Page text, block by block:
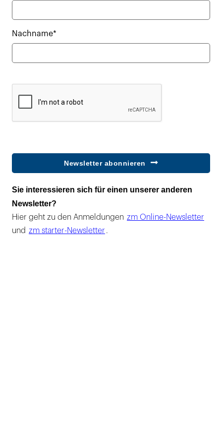
Nachname*
Newsletter abonnieren
Sie interessieren sich für einen unserer anderen
Newsletter?
Hier geht zu den Anmeldungen zm Online-Newsletter
und zm starter-Newsletter .